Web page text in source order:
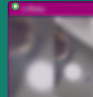
LiiBaby